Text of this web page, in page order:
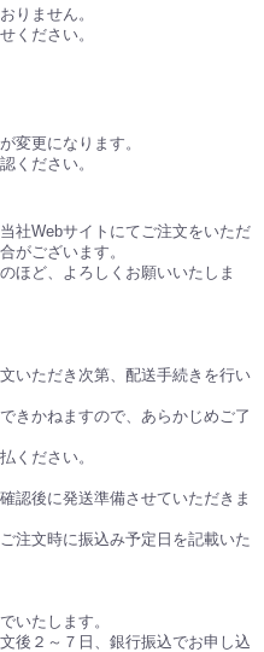
りません。
ください。
変更になります。
ください。
社Webサイトにてご注文をいただ
がございます。
ほど、よろしくお願いいたしま
いただき次第、配送手続きを行い
きかねますので、あらかじめご了
ください。
認後に発送準備させていただきま
注文時に振込み予定日を記載いた
いたします。
後２～７日、銀行振込でお申し込